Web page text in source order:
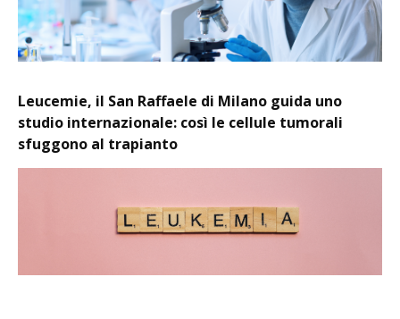
Leucemie, il San Raffaele di Milano guida uno
studio internazionale: così le cellule tumorali
sfuggono al trapianto